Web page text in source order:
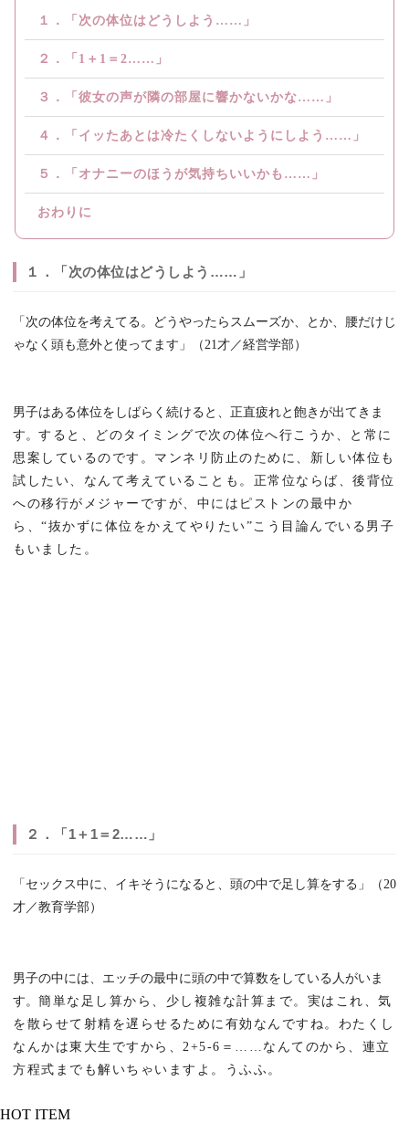
１．「次の体位はどうしよう……」
２．「1＋1＝2……」
３．「彼女の声が隣の部屋に響かないかな……」
４．「イッたあとは冷たくしないようにしよう……」
５．「オナニーのほうが気持ちいいかも……」
おわりに
１．「次の体位はどうしよう……」
「次の体位を考えてる。どうやったらスムーズか、とか、腰だけじ
ゃなく頭も意外と使ってます」（21才／経営学部）
男子はある体位をしばらく続けると、正直疲れと飽きが出てきま
す。 すると、どのタイミングで次の体位へ行こうか、と常に
思案しているのです。 マンネリ防止のために、新しい体位も
試したい、なんて考えていることも。 正常位ならば、後背位
への移行がメジャーですが、中にはピストンの最中か
ら、“抜かずに体位をかえてやりたい”こう目論んでいる男子
もいました。
２．「1＋1＝2……」
「セックス中に、イキそうになると、頭の中で足し算をする」（ 20
才／教育学部）
男子の中には、エッチの最中に頭の中で算数をしている人がいま
す。 簡単な足し算から、少し複雑な計算まで。 実はこれ、気
を散らせて射精を遅らせるために有効なんですね。 わたくし
なんかは東大生ですから、 2+5-6 ＝……なんてのから、連立
方程式までも解いちゃいますよ。うふふ。
HOT ITEM